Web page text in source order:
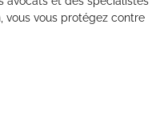
vous vous protégez contre